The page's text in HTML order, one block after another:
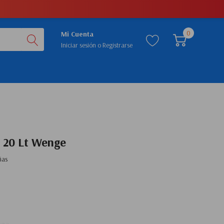
Mi Cuenta
Iniciar sesión o Registrarse
0
Lt Wenge